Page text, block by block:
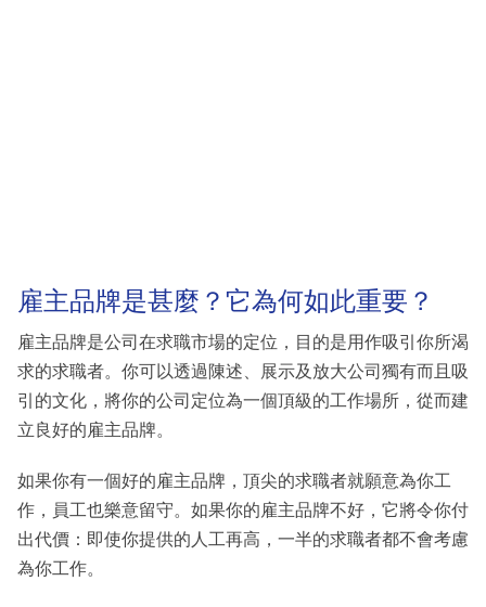
區
雇主品牌是甚麼？它為何如此重要？
雇主品牌是公司在求職市場的定位，目的是用作吸引你所渴
求的求職者。你可以透過陳述、展示及放大公司獨有而且吸
引的文化，將你的公司定位為一個頂級的工作場所，從而建
立良好的雇主品牌。
如果你有一個好的雇主品牌，頂尖的求職者就願意為你工
作，員工也樂意留守。如果你的雇主品牌不好，它將令你付
出代價：即使你提供的人工再高，一半的求職者都不會考慮
為你工作。